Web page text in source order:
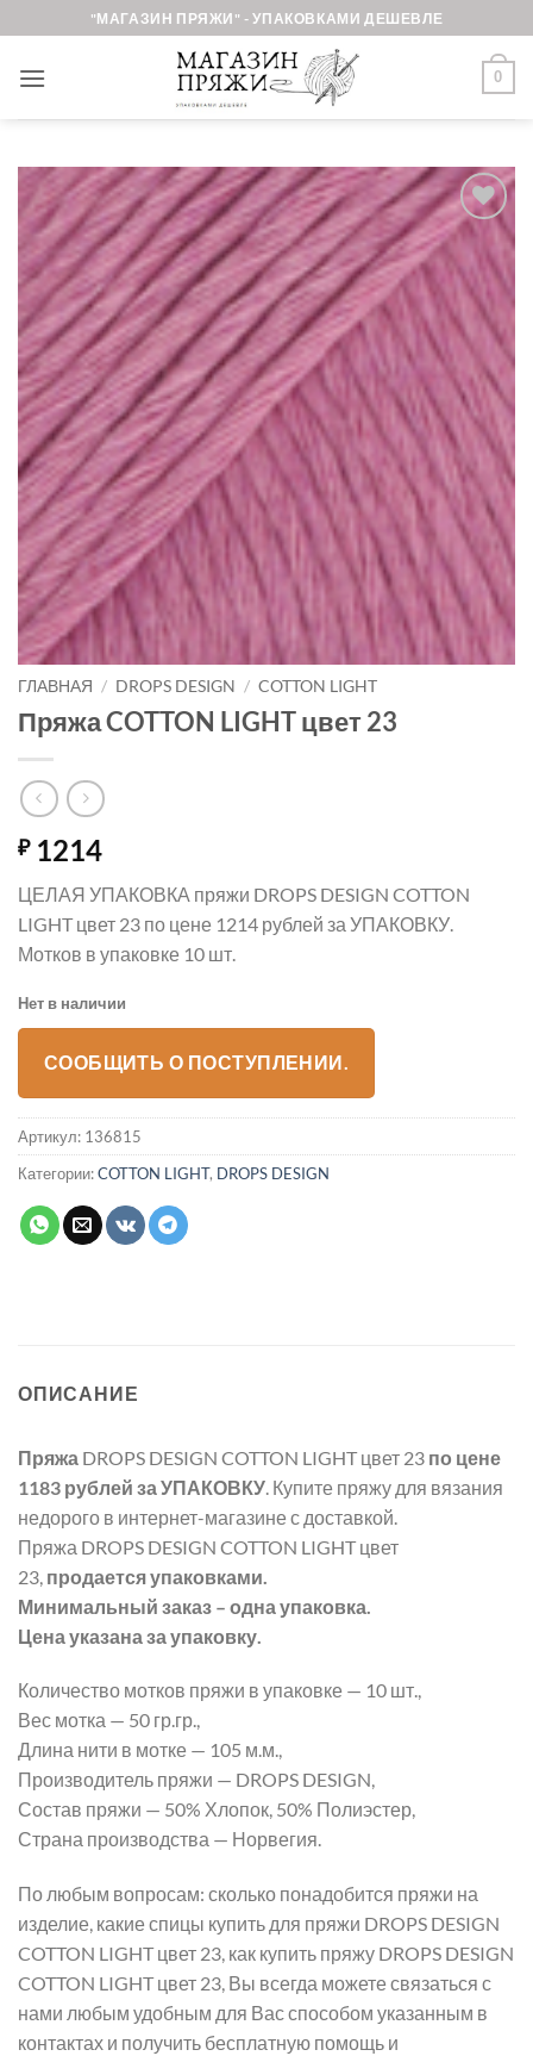
to
content
"МАГАЗИН ПРЯЖИ" - УПАКОВКАМИ ДЕШЕВЛЕ
0
Добавить в
избранное.
ГЛАВНАЯ / DROPS DESIGN / COTTON LIGHT
Пряжа COTTON LIGHT цвет 23
₽1214
ЦЕЛАЯ УПАКОВКА пряжи DROPS DESIGN COTTON
LIGHT цвет 23 по цене 1214 рублей за УПАКОВКУ.
Мотков в упаковке 10 шт.
Нет в наличии
СООБЩИТЬ О ПОСТУПЛЕНИИ.
Артикул: 136815
Категории:COTTON LIGHT, DROPS DESIGN
ОПИСАНИЕ
Пряжа DROPS DESIGN COTTON LIGHT цвет 23 по цене
1183 рублей за УПАКОВКУ . Купите пряжу для вязания
недорого в интернет-магазине с доставкой.
Пряжа DROPS DESIGN COTTON LIGHT цвет
23, продается упаковками.
Минимальный заказ – одна упаковка.
Цена указана за упаковку.
Количество мотков пряжи в упаковке — 10 шт.,
Вес мотка — 50 гр.гр.,
Длина нити в мотке — 105 м.м.,
Производитель пряжи — DROPS DESIGN,
Состав пряжи — 50% Хлопок, 50% Полиэстер,
Страна производства — Норвегия.
По любым вопросам: сколько понадобится пряжи на
изделие, какие спицы купить для пряжи DROPS DESIGN
COTTON LIGHT цвет 23, как купить пряжу DROPS DESIGN
COTTON LIGHT цвет 23, Вы всегда можете связаться с
нами любым удобным для Вас способом указанным в
контактах и получить бесплатную помощь и